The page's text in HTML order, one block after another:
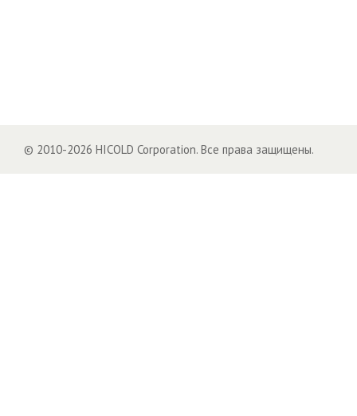
© 2010-2026 HICOLD Corporation. Все права защищены.